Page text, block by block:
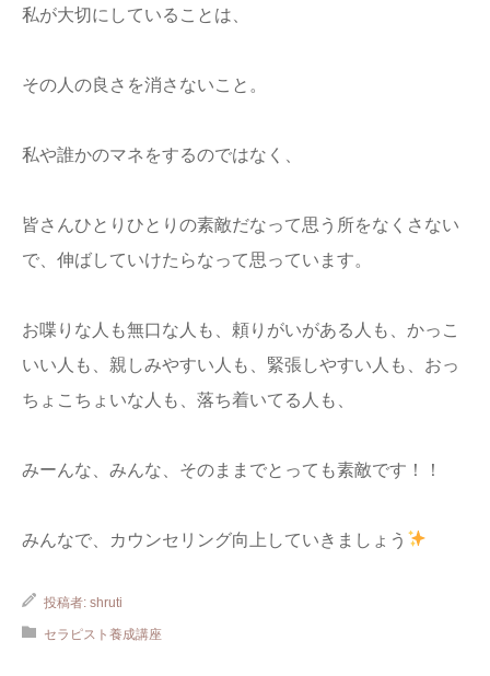
私が大切にしていることは、
その人の良さを消さないこと。
私や誰かのマネをするのではなく、
皆さんひとりひとりの素敵だなって思う所をなくさない
で、伸ばしていけたらなって思っています。
お喋りな人も無口な人も、頼りがいがある人も、かっこ
いい人も、親しみやすい人も、緊張しやすい人も、おっ
ちょこちょいな人も、落ち着いてる人も、
みーんな、みんな、そのままでとっても素敵です！！
みんなで、カウンセリング向上していきましょう
投稿者: shruti
セラピスト養成講座